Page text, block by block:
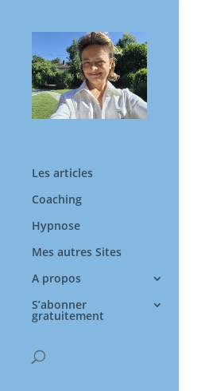
Les articles
Coaching
Hypnose
Mes autres Sites
A propos
S’abonner
gratuitement